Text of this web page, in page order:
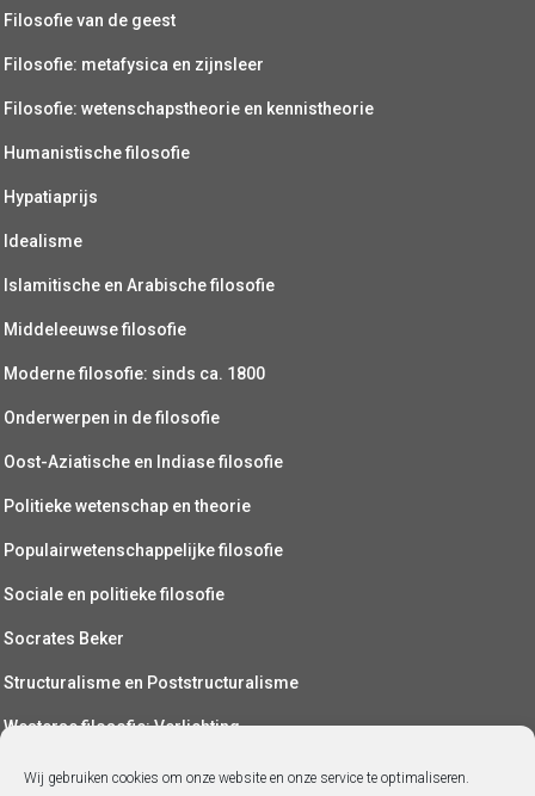
Wij gebruiken cookies om onze website en onze service te optimaliseren.
Filosofie van de geest
Filosofie: metafysica en zijnsleer
Filosofie: wetenschapstheorie en kennistheorie
Humanistische filosofie
Hypatiaprijs
Idealisme
Islamitische en Arabische filosofie
Middeleeuwse filosofie
Moderne filosofie: sinds ca. 1800
Onderwerpen in de filosofie
Oost-Aziatische en Indiase filosofie
Politieke wetenschap en theorie
Populairwetenschappelijke filosofie
Sociale en politieke filosofie
Socrates Beker
Structuralisme en Poststructuralisme
Westerse filosofie: Verlichting
Wetenschapsfilosofie